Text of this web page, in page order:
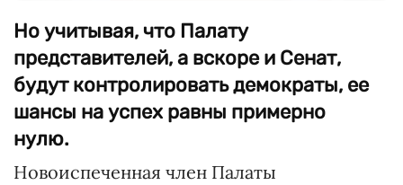
Но учитывая, что Палату
представителей, а вскоре и Сенат,
будут контролировать демократы, ее
шансы на успех равны примерно
нулю.
Новоиспеченная член Палаты